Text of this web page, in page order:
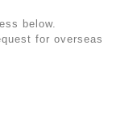
below.
for overseas